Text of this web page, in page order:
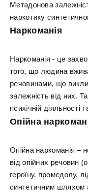
Метадонова
наркотику
Наркоманія
Наркоманія - це
того, що людина
речовинами, що
залежність від них.
психічній діяльності
Опійна
Опійна наркоманія –
від опійних речовин
героїну, промедолу,
синтетичним шляхом